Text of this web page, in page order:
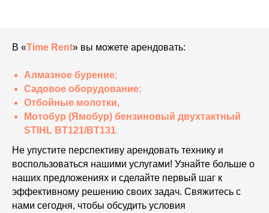
В «Time Rent» вы можете арендовать:
Алмазное бурение;
Садовое оборудование;
Отбойные молотки,
Мотобур (Ямобур) бензиновый двухтактный
STIHL BT121/BT131.
Не упустите перспективу арендовать технику и
воспользоваться нашими услугами! Узнайте больше о
наших предложениях и сделайте первый шаг к
эффективному решению своих задач. Свяжитесь с
нами сегодня, чтобы обсудить условия